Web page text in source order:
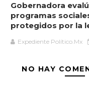
Gobernadora
programas
protegidos por la
Expediente Político.Mx
NO HAY